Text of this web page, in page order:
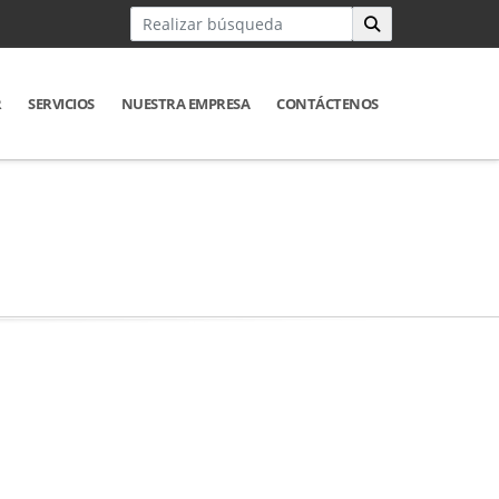
SERVICIOS NUESTRA EMPRESA CONTÁCTENOS